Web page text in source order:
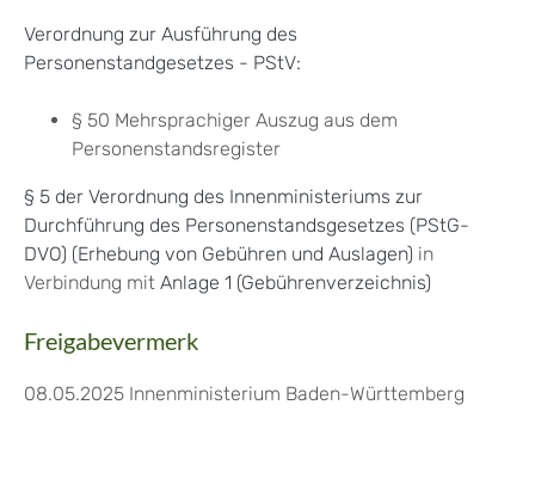
Verordnung zur Ausführung des
Personenstandgesetzes - PStV:
§ 50 Mehrsprachiger Auszug aus dem
Personenstandsregister
§ 5 der Verordnung des Innenministeriums zur
Durchführung des Personenstandsgesetzes (PStG-
DVO) (Erhebung von Gebühren und Auslagen) in
Verbindung mit Anlage 1 (Gebührenverzeichnis)
Freigabevermerk
08.05.2025 Innenministerium Baden-Württemberg